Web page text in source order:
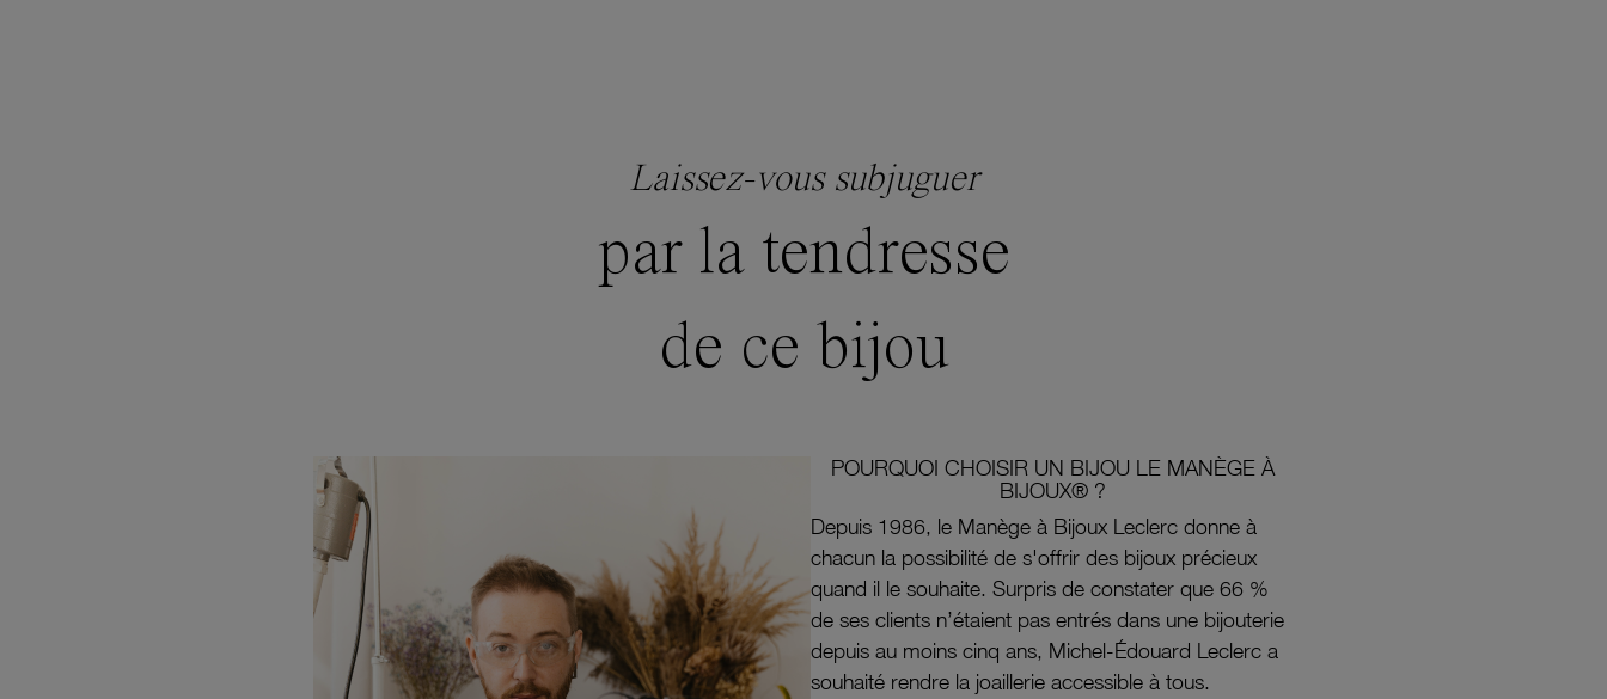
Laissez-vous subjuguer
par la tendresse
de ce bijou
POURQUOI CHOISIR UN BIJOU LE MANÈGE À
BIJOUX® ?
Depuis 1986, le Manège à Bijoux Leclerc donne à
chacun la possibilité de s'offrir des bijoux précieux
quand il le souhaite. Surpris de constater que 66 %
de ses clients n’étaient pas entrés dans une bijouterie
depuis au moins cinq ans, Michel-Édouard Leclerc a
souhaité rendre la joaillerie accessible à tous.